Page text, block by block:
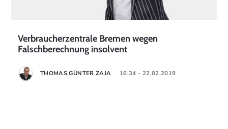
Verbraucherzentrale Bremen wegen
Falschberechnung insolvent
THOMAS GÜNTER ZAJA 16:34 - 22.02.2019